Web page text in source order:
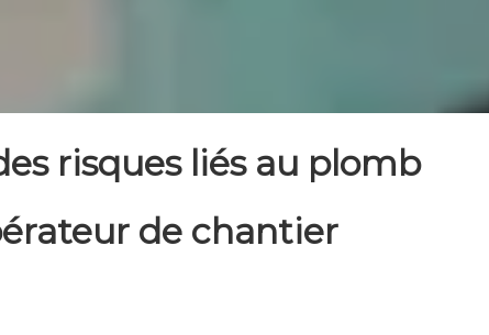
risques liés au plomb
de chantier